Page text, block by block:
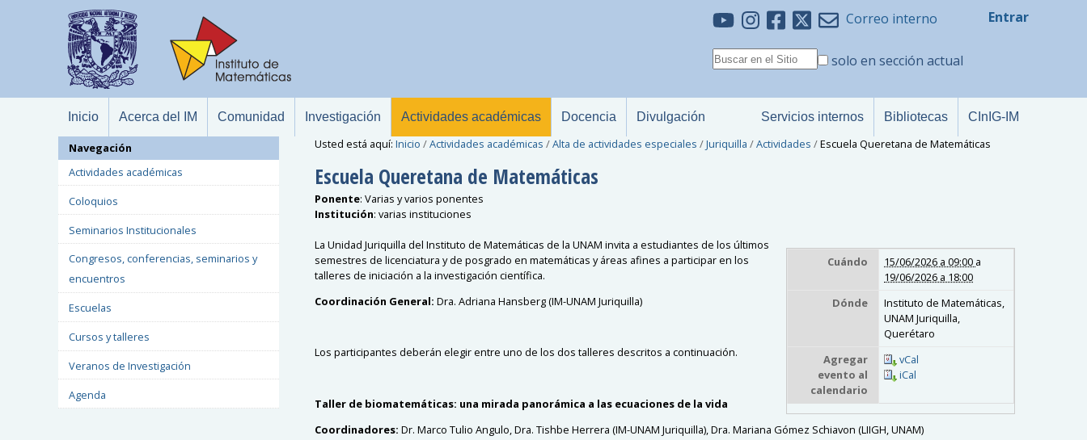
Correo interno
solo en sección actual
Entrar
Inicio Acerca del IM Comunidad Investigación Actividades académicas Docencia Divulgación Servicios internos Bibliotecas CInIG-IM
Usted está aquí: Inicio /Actividades académicas /Alta de actividades especiales /Juriquilla /Actividades /Escuela Queretana de Matemáticas
Escuela Queretana de Matemáticas
Ponente: Varias y varios ponentes
Institución: varias instituciones
Cuándo 15/06/2026 a 09:00 a
19/06/2026 a 18:00
Dónde
Instituto de Matemáticas,
UNAM Juriquilla,
Querétaro
Agregar
evento al
calendario
vCal
iCal
La Unidad Juriquilla del Instituto de Matemáticas de la UNAM invita a estudiantes de los últimos
semestres de licenciatura y de posgrado en matemáticas y áreas afines a participar en los
talleres de iniciación a la investigación científica.
Coordinación General: Dra. Adriana Hansberg (IM-UNAM Juriquilla)
Los participantes deberán elegir entre uno de los dos talleres descritos a continuación.
Taller de biomatemáticas: una mirada panorámica a las ecuaciones de la vida
Coordinadores: Dr. Marco Tulio Angulo, Dra. Tishbe Herrera (IM-UNAM Juriquilla), Dra. Mariana Gómez Schiavon (LIIGH, UNAM)
Navegación
Actividades académicas
Coloquios
Seminarios Institucionales
Congresos, conferencias, seminarios y
encuentros
Escuelas
Cursos y talleres
Veranos de Investigación
Agenda